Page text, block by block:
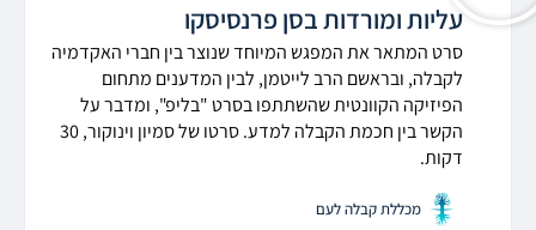
עליות ומורדות בסן פרנסיסקו
סרט המתאר את המפגש המיוחד שנוצר בין חברי האקדמיה
לקבלה, ובראשם הרב לייטמן, לבין המדענים מתחום
הפיזיקה הקוונטית שהשתתפו בסרט "בליפ", ומדבר על
הקשר בין חכמת הקבלה למדע. סרטו של סמיון וינוקור, 30
דקות.
מכללת קבלה לעם